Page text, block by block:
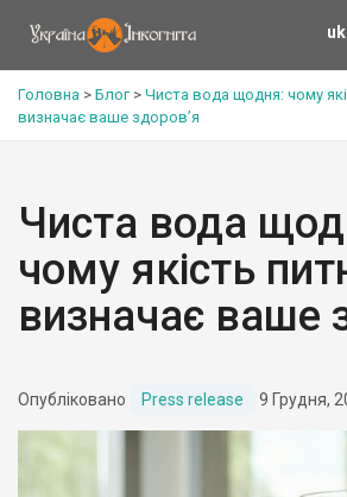
uk
Головна > Блог> Чиста вода щодня: чому
визначає ваше здоров’я
Чиста вода
чому якість
визначає ваше
Опубліковано Press release 9 Грудня,